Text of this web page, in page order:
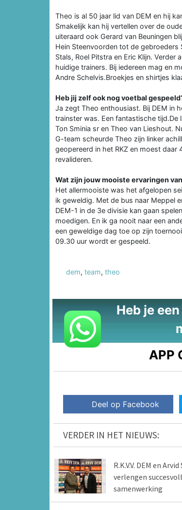
Theo is al 50 jaar lid van DEM en hij
Smakelijk kan hij vertellen over de
uiteraard ook Gerard van Beuningen
Hein Steenvoorden tot de gebroeders
Stals, Roel Pitstra en Eric Klijn.
huidige trainers. Bij iedereen mag en
Andre Schelvis.Broekjes en shirtjes
Heb jij zelf ook nog voetbal
Ja zegt Theo enthousiast. Bij DEM in
trainster was. Een fantastische tijd.De
Ton Sminia sr en Theo van Lieshout.
G-team scheurde Theo zijn linker
geopereerd in het RKZ en moest daar
revalideren.
Wat zijn jouw mooiste ervaringen
Het allermooiste was het afgelopen
ik geweldig. Met de bus naar Meppel
DEM-1 in de 3e divisie kan gaan
moedigen. En ik ga nooit naar een
een geweldige dag toe op zijn
09.30 uur wordt er gespeeld.
dem, team, theo
Heb je
APP
Deel op Facebook
VERDER IN HET NIEUWS:
R.K.V.V. DEM en
verlengen
samenwerking